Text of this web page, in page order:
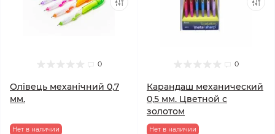
0
Олівець механічний 0,7
мм.
Нет в наличии
0
Карандаш механический
0,5 мм. Цветной с
золотом
Нет в наличии